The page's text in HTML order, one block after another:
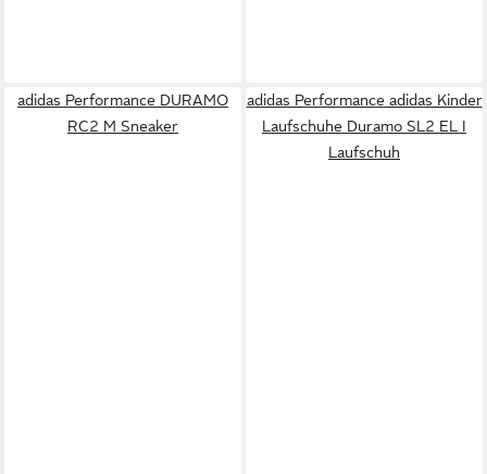
adidas Performance DURAMO
RC2 M Sneaker
adidas Performance adidas Kinder
Laufschuhe Duramo SL2 EL I
Laufschuh